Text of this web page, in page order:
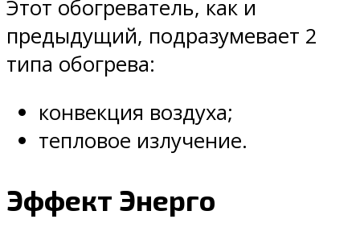
Этот обогреватель, как и
предыдущий, подразумевает 2
типа обогрева:
конвекция воздуха;
тепловое излучение.
Эффект Энерго